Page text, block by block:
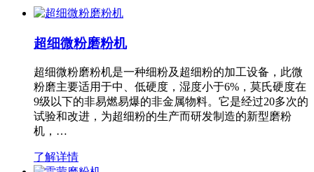
超细微粉磨粉机
超细微粉磨粉机是一种细粉及超细粉的加工设备，此微
粉磨主要适用于中、低硬度，湿度小于6%，莫氏硬度在
9级以下的非易燃易爆的非金属物料。它是经过20多次的
试验和改进，为超细粉的生产而研发制造的新型磨粉
机，…
了解详情